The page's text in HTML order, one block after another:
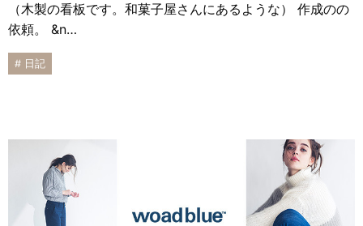
（木製の看板です。和菓子屋さんにあるような） 作成のの
依頼。 &n…
# 日記